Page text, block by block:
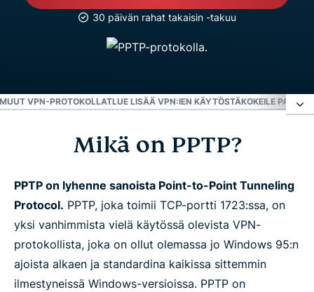
30 päivän rahat takaisin -takuu
VPN-PROTOKOLLATLUE LISÄÄ VPN:IEN KÄYTÖSTÄKOKEILE
Mikä on PPTP?
Muut VPN-protokollat
Lue lisää VPN:ien käytöstä
Kokeile parasta VPN:ää
Mikä on PPTP?
PPTP on lyhenne sanoista Point-to-Point Tunneling
Protocol. PPTP, joka toimii TCP-portti 1723:ssa, on
yksi vanhimmista vielä käytössä olevista VPN-
protokollista, joka on ollut olemassa jo Windows 95:n
ajoista alkaen ja standardina kaikissa sittemmin
ilmestyneissä Windows-versioissa. PPTP on